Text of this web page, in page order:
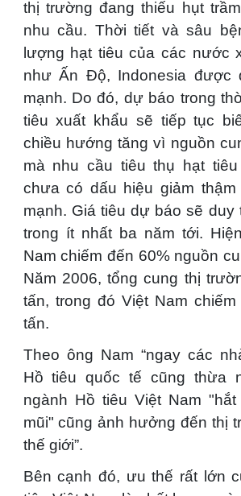
thị trường đang thiếu hụt
nhu cầu. Thời tiết và sâu
lượng hạt tiêu của các nước
như Ấn Độ, Indonesia được
mạnh. Do đó, dự báo trong
tiêu xuất khẩu sẽ tiếp tục
chiều hướng tăng vì nguồn
mà nhu cầu tiêu thụ hạt
chưa có dấu hiệu giảm
mạnh. Giá tiêu dự báo sẽ
trong ít nhất ba năm tới.
Nam chiếm đến 60% nguồn
Năm 2006, tổng cung thị
tấn, trong đó Việt Nam
tấn.
Theo ông Nam “ngay các
Hồ tiêu quốc tế cũng thừa
ngành Hồ tiêu Việt Nam
mũi" cũng ảnh hưởng đến thị
thế giới”.
Bên cạnh đó, ưu thế rất lớn